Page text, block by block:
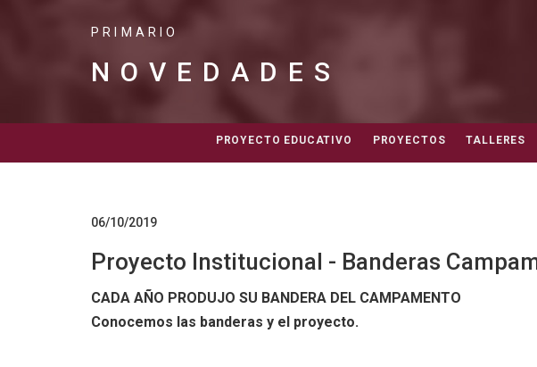
PRIMARIO
NOVEDADES
PROYECTO EDUCATIVO PROYECTOS TALLERES
06/10/2019
Proyecto Institucional - Banderas
CADA AÑO PRODUJO SU BANDERA DEL CAMPAMENTO
Conocemos las banderas y el proyecto.